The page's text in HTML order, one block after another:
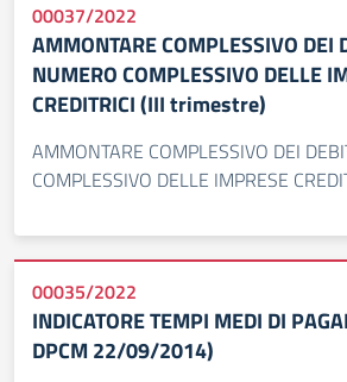
00037/2022
AMMONTARE COMPLESSIVO DEI
NUMERO COMPLESSIVO DELLE
CREDITRICI (III trimestre)
AMMONTARE COMPLESSIVO DEI
COMPLESSIVO DELLE IMPRESE
00035/2022
INDICATORE TEMPI MEDI DI
DPCM 22/09/2014)